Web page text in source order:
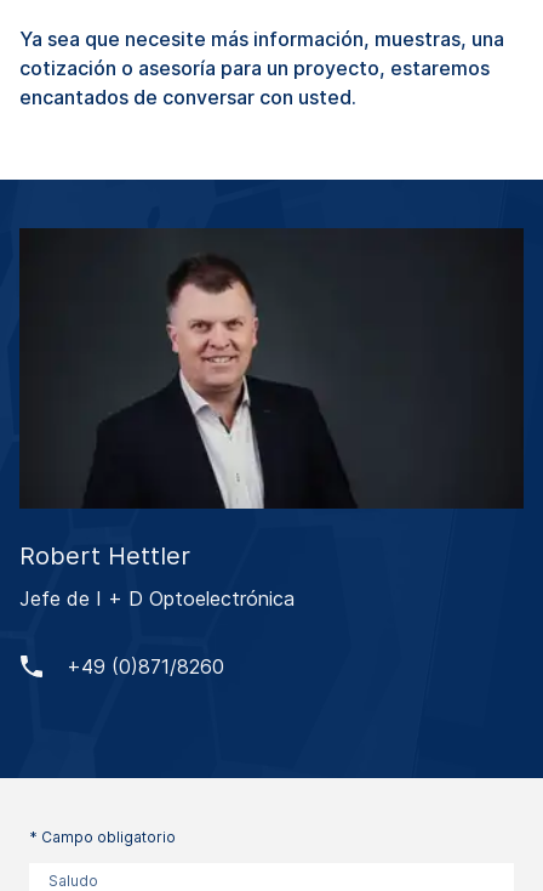
Ya sea que necesite más información, muestras, una
cotización o asesoría para un proyecto, estaremos
encantados de conversar con usted.
Robert Hettler
Jefe de I + D Optoelectrónica
+49 (0)871/8260
* Campo obligatorio
Saludo